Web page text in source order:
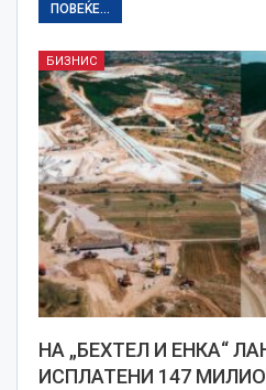
ПОВЕЌЕ...
БИЗНИС
НА „БЕХТЕЛ И ЕНКА“
ИСПЛАТЕНИ 147